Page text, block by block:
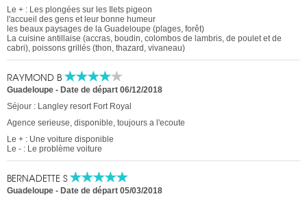
Le + : Les plongées sur les Ilets pigeon
l'accueil des gens et leur bonne humeur
les beaux paysages de la Guadeloupe (plages, forêt)
La cuisine antillaise (accras, boudin, colombos de lambris, de poulet et de
cabri), poissons grillés (thon, thazard, vivaneau)
RAYMOND B
Guadeloupe - Date de départ 06/12/2018
Séjour : Langley resort Fort Royal
Agence serieuse, disponible, toujours a l'ecoute
Le + : Une voiture disponible
Le - : Le problème voiture
BERNADETTE S
Guadeloupe - Date de départ 05/03/2018